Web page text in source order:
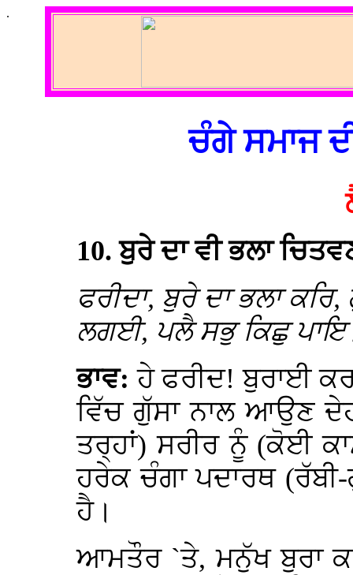
.
ਚੰਗੇ ਸਮਾਜ
10. ਬੁਰੇ ਦਾ ਵੀ ਭਲਾ
ਫਰੀਦਾ, ਬੁਰੇ ਦਾ ਭਲਾ
ਲਗਈ, ਪਲੈ ਸਭੁ ਕਿਛੁ
ਭਾਵ:ਹੇ ਫਰੀਦ! ਬੁਰਾਈ
ਵਿੱਚ ਗੁੱਸਾ ਨਾਲ ਆਉਣ
ਤਰ੍ਹਾਂ) ਸਰੀਰ ਨੂੰ (ਕੋਈ
ਹਰੇਕ ਚੰਗਾ ਪਦਾਰਥ
ਹੈ।
ਆਮਤੌਰ `ਤੇ, ਮਨੁੱਖ ਬੁਰਾ